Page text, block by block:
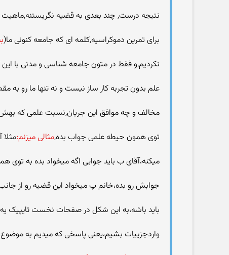
نتیجه درست, چند بعدی به قضیه
برای تمرین دموکراسیه,کلمه ای که جامعه کنونی ما(
نکردیم,و فقط در متون جامعه شناسی و مدنی با این
علم بدون تجربه کار ساز نیست و نه تنها ما رو
مخالف و چه موافق این جریان,نسبت علمی که
توی همون حیطه علمی جواب بده,مثالی میزنم:
میکنه،آقای ب باید جوابی اگه میخواد بده به
جوابش رو بده،خانم پ میخواد این قضیه رو از جانب
باید باشه،به این شکل در صفحات نخست تایپیک
واردجزییات بشیم،یعنی پاسخی که میدیم به موضوع